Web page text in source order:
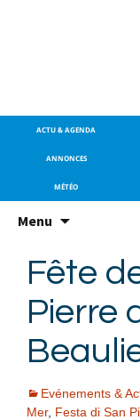
ACTU & AGENDA
ANNONCES
MÉTÉO
Menu
principal
Fête
Pierre
Evénements &
Mer, Festa di San